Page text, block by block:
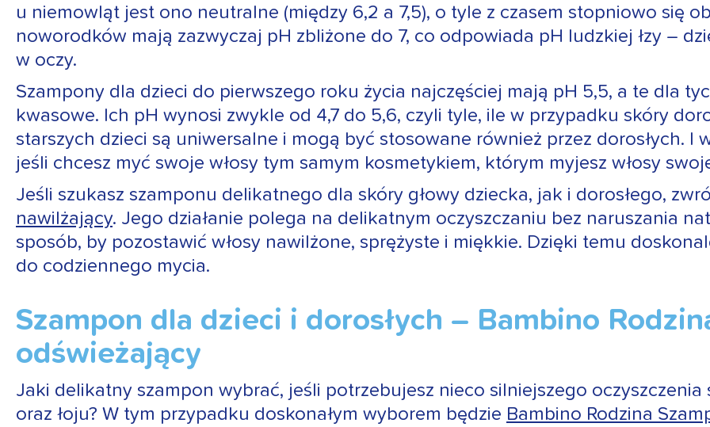
u niemowląt jest ono neutralne (między 6,2 a 7,5), o tyle z czasem stopniowo się
noworodków mają zazwyczaj pH zbliżone do 7, co odpowiada pH ludzkiej łzy –
w oczy.
Szampony dla dzieci do pierwszego roku życia najczęściej mają pH 5,5, a te dla
kwasowe. Ich pH wynosi zwykle od 4,7 do 5,6, czyli tyle, ile w przypadku skóry
starszych dzieci są uniwersalne i mogą być stosowane również przez dorosłych. I
jeśli chcesz myć swoje włosy tym samym kosmetykiem, którym myjesz włosy
Jeśli szukasz szamponu delikatnego dla skóry głowy dziecka, jak i dorosłego,
nawilżający. Jego działanie polega na delikatnym oczyszczaniu bez naruszania
sposób, by pozostawić włosy nawilżone, sprężyste i miękkie. Dzięki temu
do codziennego mycia.
Szampon dla dzieci i dorosłych – Bambino
odświeżający
Jaki delikatny szampon wybrać, jeśli potrzebujesz nieco silniejszego oczyszczenia
oraz łoju? W tym przypadku doskonałym wyborem będzie Bambino Rodzina